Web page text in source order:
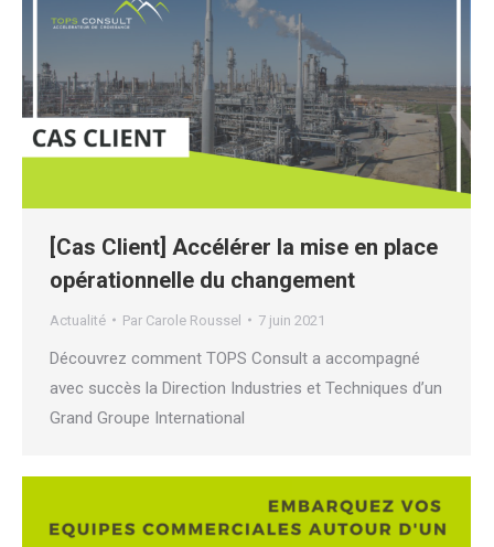
[Cas Client] Accélérer la mise en place
opérationnelle du changement
Actualité Par Carole Roussel 7 juin 2021
Découvrez comment TOPS Consult a accompagné
avec succès la Direction Industries et Techniques d’un
Grand Groupe International